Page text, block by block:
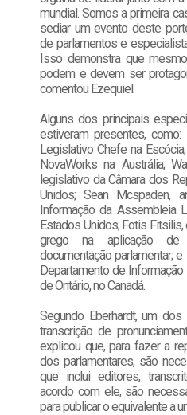
mundial. Somos a primeira
sediar um evento deste
de parlamentos e
Isso demonstra que
podem e devem ser
comentou Ezequiel.
Alguns dos principais
estiveram presentes, como:
Legislativo Chefe na
NovaWorks na Austrália;
legislativo da Câmara dos
Unidos; Sean Mcspaden,
Informação da Assembleia
Estados Unidos; Fotis
grego na aplicação de
documentação parlamentar;
Departamento de
de Ontário, no Canadá.
Segundo Eberhardt, um
transcrição de
explicou que, para fazer a
dos parlamentares, são
que inclui editores,
acordo com ele, são
para publicar o equivalente a